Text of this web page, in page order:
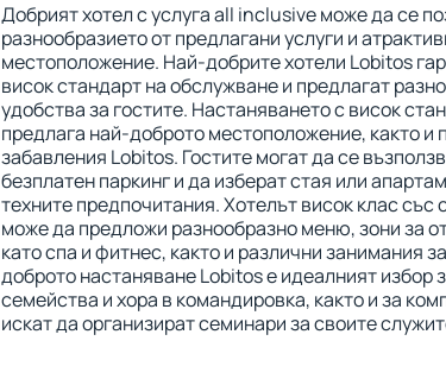
Добрият хотел с услуга all inclusive може да се
разнообразието от предлагани услуги и
местоположение. Най-добрите хотели Lobitos
висок стандарт на обслужване и предлагат
удобства за гостите. Настаняването с висок
предлага най-доброто местоположение, както и
забавления Lobitos. Гостите могат да се
безплатен паркинг и да изберат стая или
техните предпочитания. Хотелът висок клас със
може да предложи разнообразно меню, зони за
като спа и фитнес, както и различни занимания
доброто настаняване Lobitos е идеалният избор
семейства и хора в командировка, както и за
искат да организират семинари за своите